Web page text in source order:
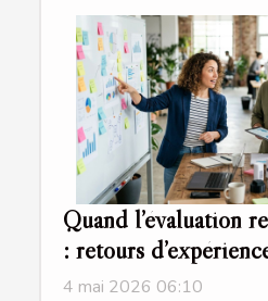
Quand l’évaluation
: retours
4 mai 2026 06:10